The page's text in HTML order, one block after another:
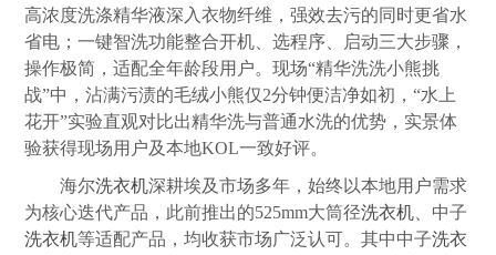
高浓度洗涤精华液深入衣物纤维，强效去污的同时更省水
省电；一键智洗功能整合开机、选程序、启动三大步骤，
操作极简，适配全年龄段用户。现场“精华洗洗小熊挑
战”中，沾满污渍的毛绒小熊仅2分钟便洁净如初，“水上
花开”实验直观对比出精华洗与普通水洗的优势，实景体
验获得现场用户及本地KOL一致好评。
海尔洗衣机深耕埃及市场多年，始终以本地用户需求
为核心迭代产品，此前推出的525mm大筒径洗衣机 、中子
洗衣机等适配产品，均收获市场广泛认可。其中中子洗衣